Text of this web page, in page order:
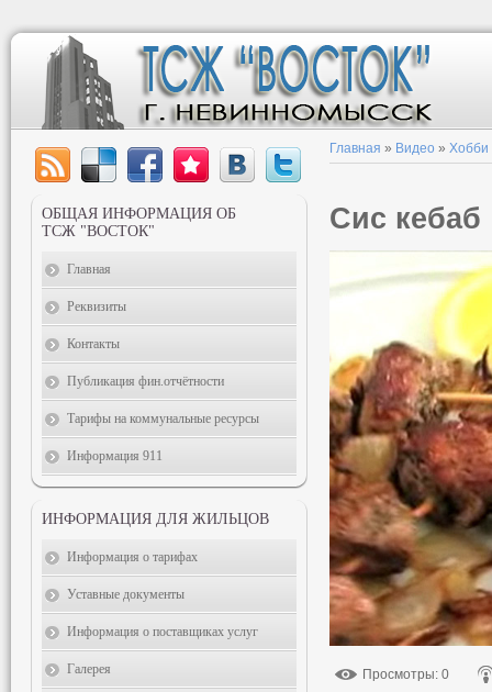
Главная » Видео » Хобби
Сис кебаб
Просмотры: 0
ОБЩАЯ ИНФОРМАЦИЯ ОБ
ТСЖ "ВОСТОК"
Главная
Реквизиты
Контакты
Публикация фин.отчётности
Тарифы на коммунальные ресурсы
Информация 911
ИНФОРМАЦИЯ ДЛЯ ЖИЛЬЦОВ
Информация о тарифах
Уставные документы
Информация о поставщиках услуг
Галерея